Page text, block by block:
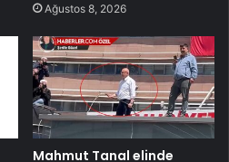
Ağustos 8, 2026
Mahmut Tanal elinde